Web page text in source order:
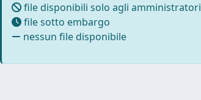
file disponibili solo agli amministratori
file sotto embargo
nessun file disponibile